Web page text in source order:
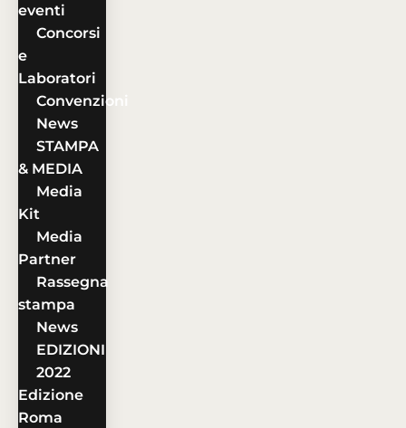
eventi
Concorsi
e
Laboratori
Convenzioni
News
STAMPA
& MEDIA
Media
Kit
Media
Partner
Rassegna
stampa
News
EDIZIONI
2022
Edizione
Roma